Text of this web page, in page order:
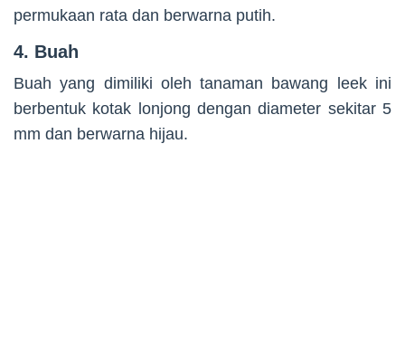
permukaan rata dan berwarna putih.
4. Buah
Buah yang dimiliki oleh tanaman bawang leek ini
berbentuk kotak lonjong dengan diameter sekitar 5
mm dan berwarna hijau.